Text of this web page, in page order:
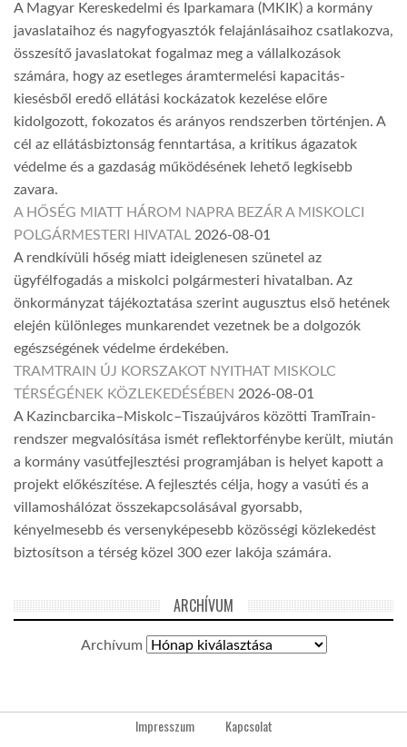
A Magyar Kereskedelmi és Iparkamara (MKIK) a kormány
javaslataihoz és nagyfogyasztók felajánlásaihoz csatlakozva,
összesítő javaslatokat fogalmaz meg a vállalkozások
számára, hogy az esetleges áramtermelési kapacitás-
kiesésből eredő ellátási kockázatok kezelése előre
kidolgozott, fokozatos és arányos rendszerben történjen. A
cél az ellátásbiztonság fenntartása, a kritikus ágazatok
védelme és a gazdaság működésének lehető legkisebb
zavara.
A HŐSÉG MIATT HÁROM NAPRA BEZÁR A MISKOLCI
POLGÁRMESTERI HIVATAL 2026-08-01
A rendkívüli hőség miatt ideiglenesen szünetel az
ügyfélfogadás a miskolci polgármesteri hivatalban. Az
önkormányzat tájékoztatása szerint augusztus első hetének
elején különleges munkarendet vezetnek be a dolgozók
egészségének védelme érdekében.
TRAMTRAIN ÚJ KORSZAKOT NYITHAT MISKOLC
TÉRSÉGÉNEK KÖZLEKEDÉSÉBEN 2026-08-01
A Kazincbarcika–Miskolc–Tiszaújváros közötti TramTrain-
rendszer megvalósítása ismét reflektorfénybe került, miután
a kormány vasútfejlesztési programjában is helyet kapott a
projekt előkészítése. A fejlesztés célja, hogy a vasúti és a
villamoshálózat összekapcsolásával gyorsabb,
kényelmesebb és versenyképesebb közösségi közlekedést
biztosítson a térség közel 300 ezer lakója számára.
ARCHÍVUM
Archívum
Impresszum Kapcsolat